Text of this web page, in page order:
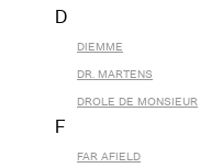
D
DIEMME
DR. MARTENS
DROLE DE MONSIEUR
F
FAR AFIELD